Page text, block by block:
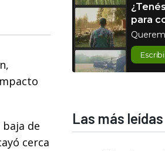
de
cerca
para
Las más leídas